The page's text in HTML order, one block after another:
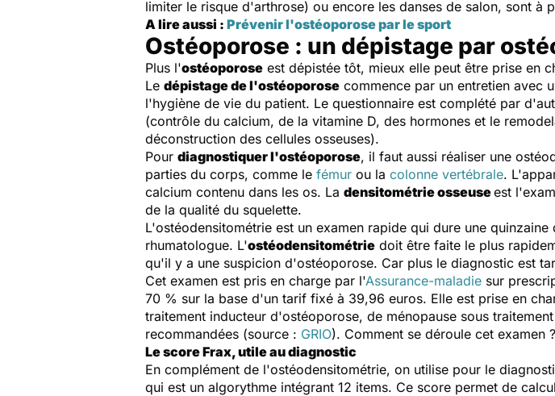
limiter le risque d'arthrose) ou encore les danses de salon, sont à
A lire aussi : Prévenir l'ostéoporose par le sport
Ostéoporose : un dépistage par
Plus l'ostéoporose est dépistée tôt, mieux elle peut être prise en
Le dépistage de l'ostéoporose commence par un entretien avec
l'hygiène de vie du patient. Le questionnaire est complété par
(contrôle du calcium, de la vitamine D, des hormones et le
déconstruction des cellules osseuses).
Pour diagnostiquer l'ostéoporose, il faut aussi réaliser une
parties du corps, comme le fémur ou la colonne vertébrale.
calcium contenu dans les os. La densitométrie osseuseest
de la qualité du squelette.
L'ostéodensitométrie est un examen rapide qui dure une
rhumatologue. L'ostéodensitométrie doit être faite le plus
qu'il y a une suspicion d'ostéoporose. Car plus le diagnostic est
Cet examen est pris en charge par l'Assurance-maladie sur
70 % sur la base d'un tarif fixé à 39,96 euros. Elle est prise en
traitement inducteur d'ostéoporose, de ménopause sous
recommandées (source : GRIO). Comment se déroule cet examen
Le score Frax, utile au diagnostic
En complément de l'ostéodensitométrie, on utilise pour le
qui est un algorythme intégrant 12 items. Ce score permet de